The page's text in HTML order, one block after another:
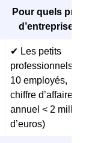
Pour quels
d’entreprises
✔ Les petits
professionnels (<
10 employés,
chiffre d’affaires
annuel < 2
d’euros)